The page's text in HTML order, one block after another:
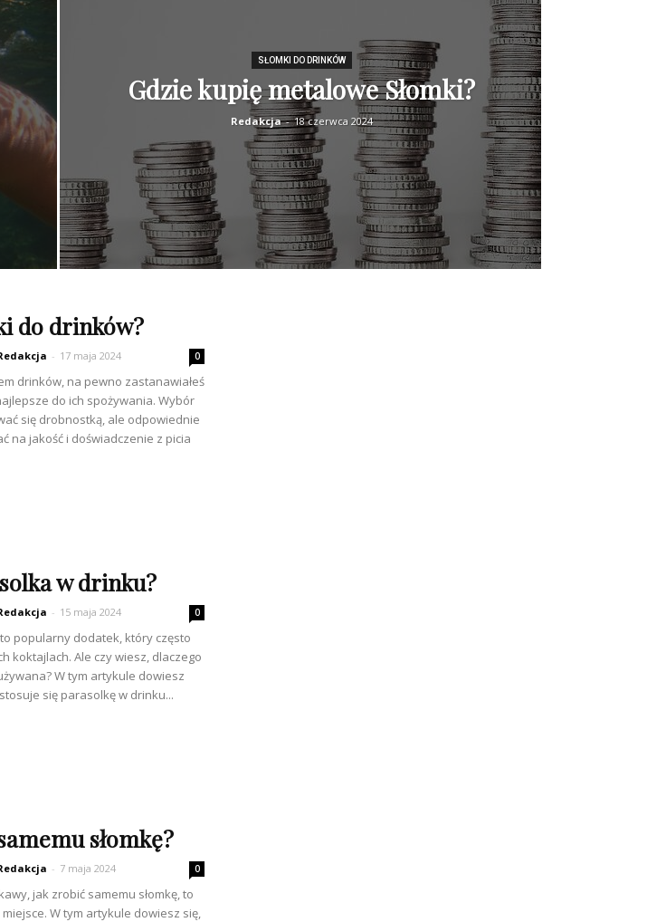
SŁOMKI DO DRINKÓW
Gdzie kupię metalowe Słomki?
Redakcja - 18 czerwca 2024
do drinków?
- 17 maja 2024 0
drinków, na pewno zastanawiałeś
do ich spożywania. Wybór
się drobnostką, ale odpowiednie
na jakość i doświadczenie z picia
w drinku?
- 15 maja 2024 0
popularny dodatek, który często
koktajlach. Ale czy wiesz, dlaczego
W tym artykule dowiesz
się parasolkę w drinku...
słomkę?
- 7 maja 2024 0
jak zrobić samemu słomkę, to
miejsce. W tym artykule dowiesz się,